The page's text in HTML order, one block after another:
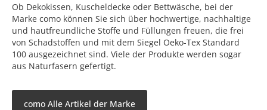
Ob Dekokissen, Kuscheldecke oder Bettwäsche, bei der
Marke como können Sie sich über hochwertige, nachhaltige
und hautfreundliche Stoffe und Füllungen freuen, die frei
von Schadstoffen und mit dem Siegel Oeko-Tex Standard
100 ausgezeichnet sind. Viele der Produkte werden sogar
aus Naturfasern gefertigt.
como Alle Artikel der Marke